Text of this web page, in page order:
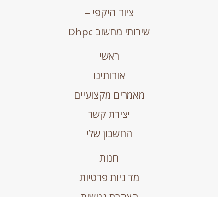
ציוד היקפי –
שירותי מחשוב Dhpc
ראשי
אודותינו
מאמרים מקצועיים
יצירת קשר
החשבון שלי
חנות
מדיניות פרטיות